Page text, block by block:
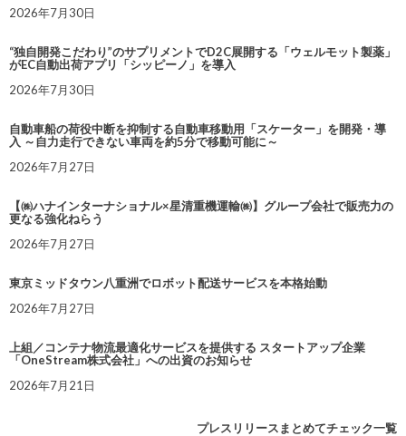
2026年7月30日
“独自開発こだわり”のサプリメントでD2C展開する「ウェルモット製薬」
がEC自動出荷アプリ「シッピーノ」を導入
2026年7月30日
自動車船の荷役中断を抑制する自動車移動用「スケーター」を開発・導
入 ～自力走行できない車両を約5分で移動可能に～
2026年7月27日
【㈱ハナインターナショナル×星清重機運輸㈱】グループ会社で販売力の
更なる強化ねらう
2026年7月27日
東京ミッドタウン八重洲でロボット配送サービスを本格始動
2026年7月27日
上組／コンテナ物流最適化サービスを提供する スタートアップ企業
「OneStream株式会社」への出資のお知らせ
2026年7月21日
プレスリリースまとめてチェック一覧